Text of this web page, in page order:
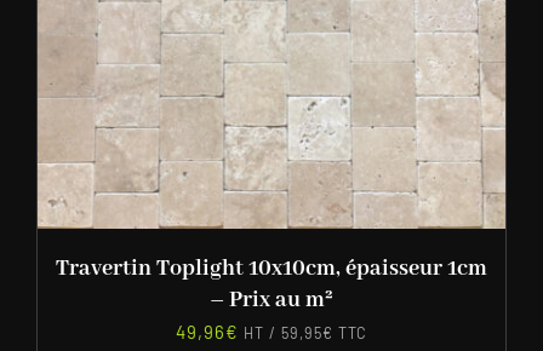
Travertin Toplight 10x10cm, épaisseur 1cm
– Prix au m²
49,96€ HT / 59,95€ TTC